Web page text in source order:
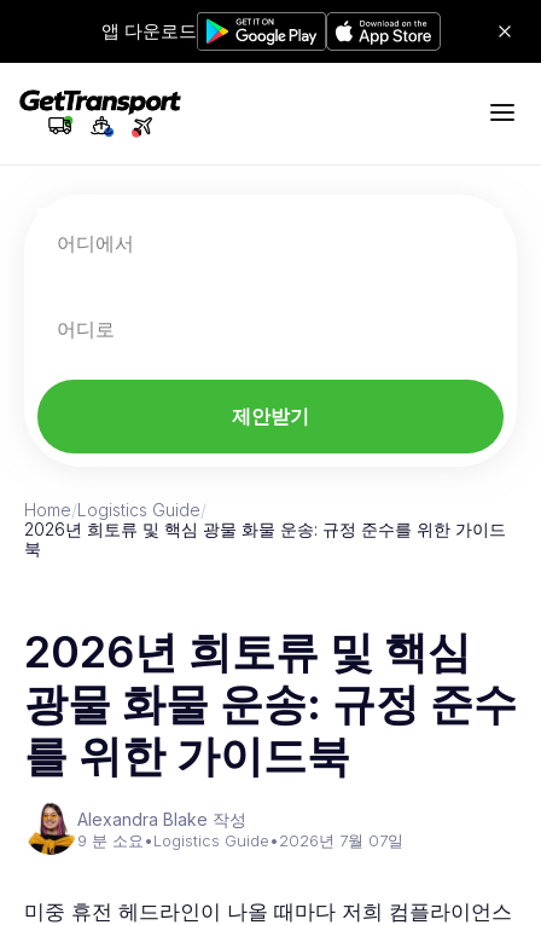
앱 다운로드
어디에서
어디로
제안받기
Home/Logistics Guide/
2026년 희토류 및 핵심 광물 화물 운송: 규정 준수를 위한 가이드
북
2026년 희토류 및 핵심
광물 화물 운송: 규정 준수
를 위한 가이드북
Alexandra Blake 작성
9 분 소요 •Logistics Guide•2026년 7월 07일
미중 휴전 헤드라인이 나올 때마다 저희 컴플라이언스